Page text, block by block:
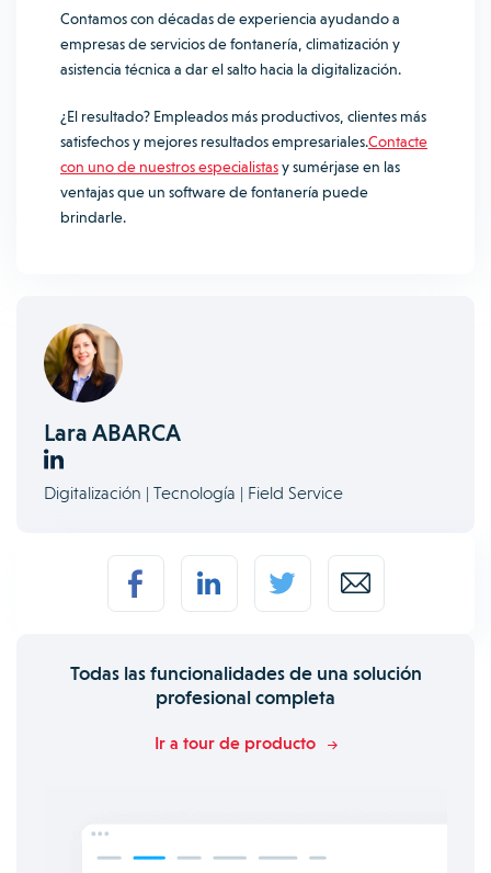
Contamos con décadas de experiencia ayudando a
empresas de servicios de fontanería, climatización y
asistencia técnica a dar el salto hacia la digitalización.
¿El resultado? Empleados más productivos, clientes más
satisfechos y mejores resultados empresariales.Contacte
con uno de nuestros especialistasy sumérjase en las
ventajas que un software de fontanería puede
brindarle.
Lara ABARCA
Digitalización | Tecnología | Field Service
Todas las funcionalidades de una solución
profesional completa
Ir a tour de producto